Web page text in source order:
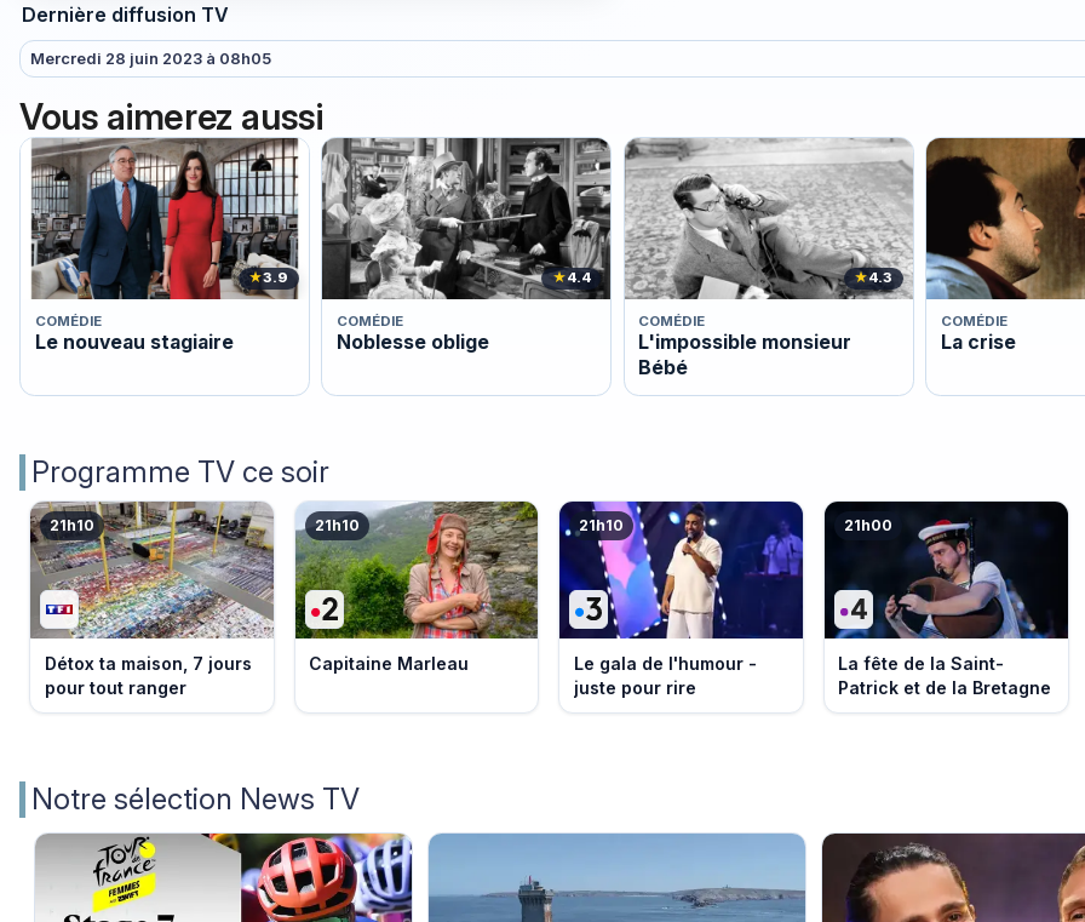
Dernière diffusion TV
Mercredi 28 juin 2023 à 08h05
Vous aimerez aussi
★3.9
COMÉDIE
Le nouveau stagiaire
★4.4
COMÉDIE
Noblesse oblige
★4.3
COMÉDIE
L'impossible monsieur
Bébé
COMÉDIE
La crise
Programme TV ce soir
21h10
Détox ta maison, 7 jours
pour tout ranger
21h10
Capitaine Marleau
21h10
Le gala de l'humour -
juste pour rire
21h00
La fête de la Saint-
Patrick et de la Bretagne
Notre sélection News TV